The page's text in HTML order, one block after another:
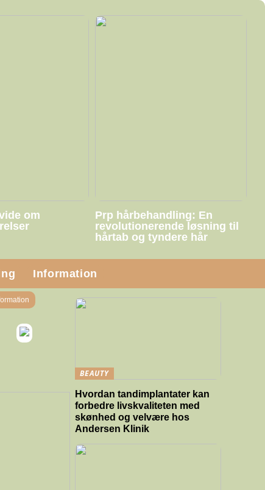
om
Prp hårbehandling: En
revolutionerende løsning til
hårtab og tyndere hår
Information
BEAUTY
Hvordan tandimplantater kan
forbedre livskvaliteten med
skønhed og velvære hos
Andersen Klinik